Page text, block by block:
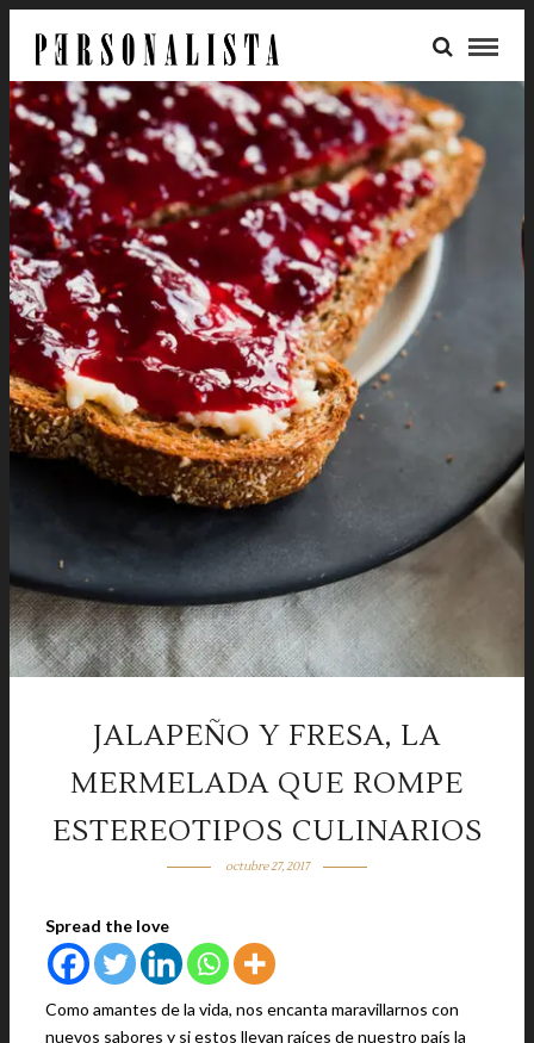
JALAPEÑO Y FRESA, LA
MERMELADA QUE ROMPE
ESTEREOTIPOS CULINARIOS
octubre 27, 2017
Spread the love
Como amantes de la vida, nos encanta maravillarnos con
nuevos sabores y si estos llevan raíces de nuestro país la